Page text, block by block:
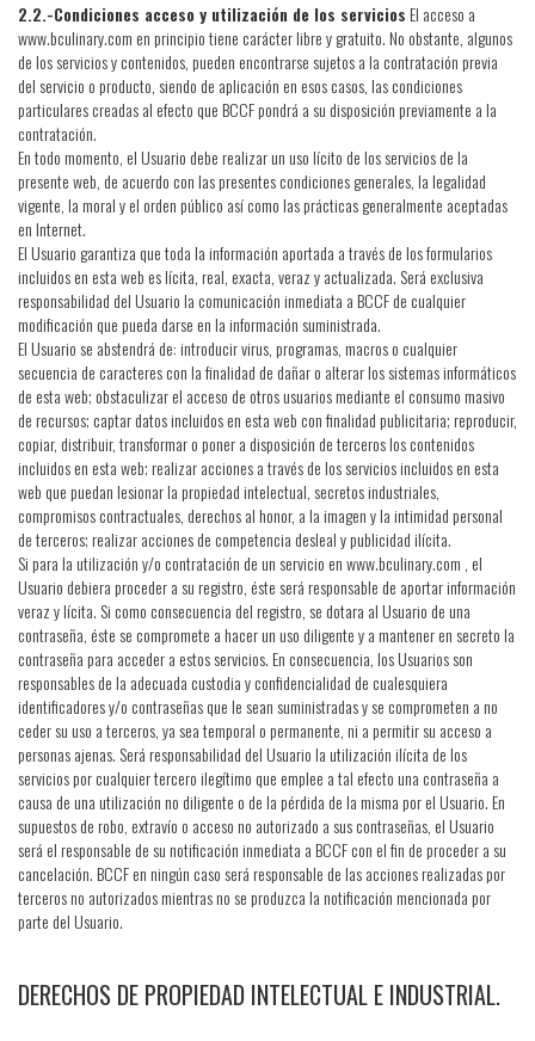
2.2.-Condiciones acceso y utilización de los servicios El acceso a
www.bculinary.com en principio tiene carácter libre y gratuito. No obstante, algunos
de los servicios y contenidos, pueden encontrarse sujetos a la contratación previa
del servicio o producto, siendo de aplicación en esos casos, las condiciones
particulares creadas al efecto que BCCF pondrá a su disposición previamente a la
contratación.
En todo momento, el Usuario debe realizar un uso lícito de los servicios de la
presente web, de acuerdo con las presentes condiciones generales, la legalidad
vigente, la moral y el orden público así como las prácticas generalmente aceptadas
en Internet.
El Usuario garantiza que toda la información aportada a través de los formularios
incluidos en esta web es lícita, real, exacta, veraz y actualizada. Será exclusiva
responsabilidad del Usuario la comunicación inmediata a BCCF de cualquier
modificación que pueda darse en la información suministrada.
El Usuario se abstendrá de: introducir virus, programas, macros o cualquier
secuencia de caracteres con la finalidad de dañar o alterar los sistemas informáticos
de esta web; obstaculizar el acceso de otros usuarios mediante el consumo masivo
de recursos; captar datos incluidos en esta web con finalidad publicitaria; reproducir,
copiar, distribuir, transformar o poner a disposición de terceros los contenidos
incluidos en esta web; realizar acciones a través de los servicios incluidos en esta
web que puedan lesionar la propiedad intelectual, secretos industriales,
compromisos contractuales, derechos al honor, a la imagen y la intimidad personal
de terceros; realizar acciones de competencia desleal y publicidad ilícita.
Si para la utilización y/o contratación de un servicio en www.bculinary.com , el
Usuario debiera proceder a su registro, éste será responsable de aportar información
veraz y lícita. Si como consecuencia del registro, se dotara al Usuario de una
contraseña, éste se compromete a hacer un uso diligente y a mantener en secreto la
contraseña para acceder a estos servicios. En consecuencia, los Usuarios son
responsables de la adecuada custodia y confidencialidad de cualesquiera
identificadores y/o contraseñas que le sean suministradas y se comprometen a no
ceder su uso a terceros, ya sea temporal o permanente, ni a permitir su acceso a
personas ajenas. Será responsabilidad del Usuario la utilización ilícita de los
servicios por cualquier tercero ilegítimo que emplee a tal efecto una contraseña a
causa de una utilización no diligente o de la pérdida de la misma por el Usuario. En
supuestos de robo, extravío o acceso no autorizado a sus contraseñas, el Usuario
será el responsable de su notificación inmediata a BCCF con el fin de proceder a su
cancelación. BCCF en ningún caso será responsable de las acciones realizadas por
terceros no autorizados mientras no se produzca la notificación mencionada por
parte del Usuario.
DERECHOS DE PROPIEDAD INTELECTUAL E INDUSTRIAL.